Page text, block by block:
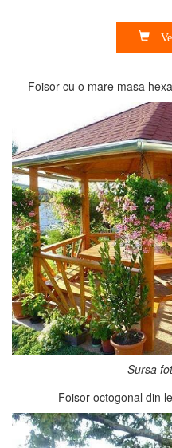
Foisor cu o mare masa
Sursa
Foisor octogonal din